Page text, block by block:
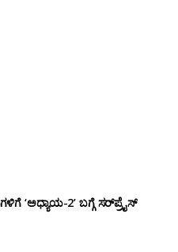
‘ಅಧ್ಯಾಯ-2’ ಬಗ್ಗೆ ಸರ್‌ಪ್ರೈಸ್